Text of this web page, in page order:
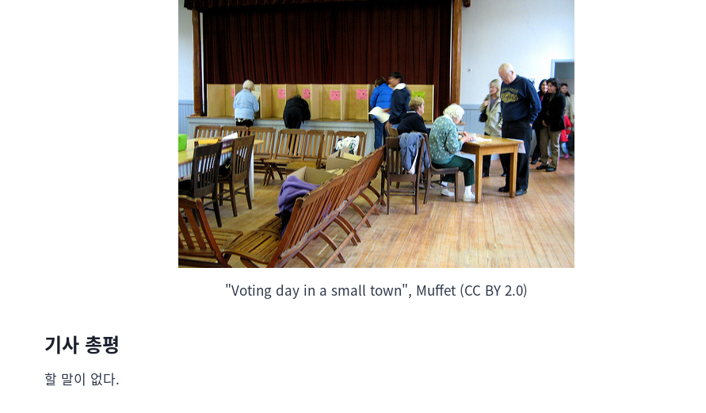
"Voting day in a small town", Muffet (CC BY 2.0)
기사 총평
할 말이 없다.